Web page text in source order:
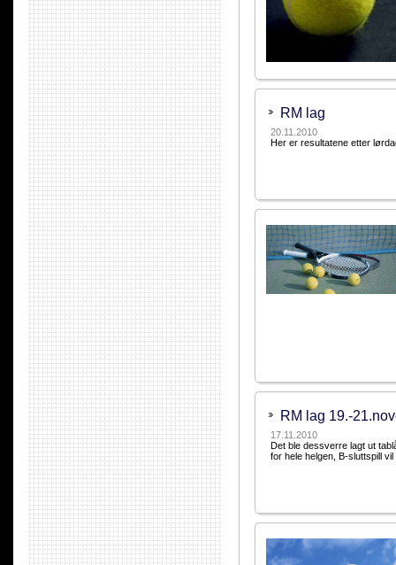
RM lag
20.11.2010
Her er resultatene etter
RM lag 19.-
17.11.2010
Det ble dessverre lagt ut
for hele helgen, B-sluttspill